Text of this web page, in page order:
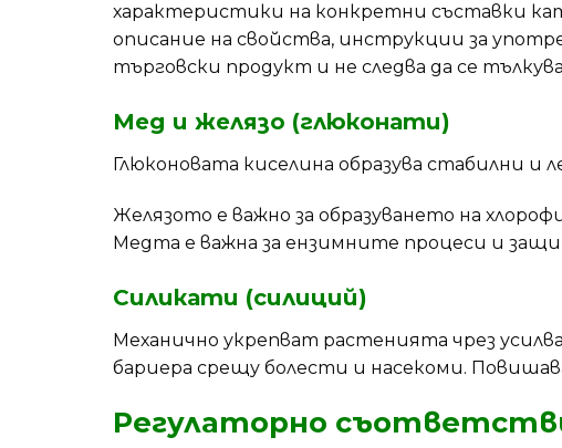
характеристики на конкретни съставки
описание на свойства, инструкции за
търговски продукт и не следва да се
Мед и желязо (глюконати)
Глюконовата киселина образува стабилни и
Желязото е важно за образуването на
Медта е важна за ензимните процеси и
Силикати (силиций)
Механично укрепват растенията чрез
бариера срещу болести и насекоми.
Регулаторно